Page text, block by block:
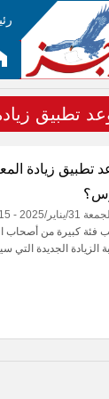
تطبيق
الجمعة 31/يناير/2025 - 03:15 م
فئة كبيرة من أصحاب
الزيادة الجديدة التي